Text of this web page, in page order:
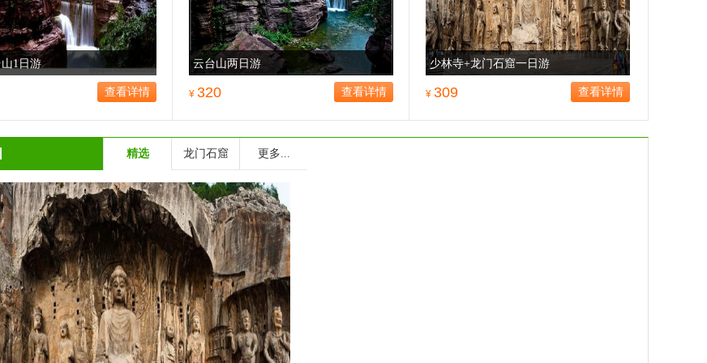
1日游
查看详情
云台山两日游
查看详情
¥ 320
少林寺+龙门石窟一日游
查看详情
¥ 309
精选 龙门石窟 更多...